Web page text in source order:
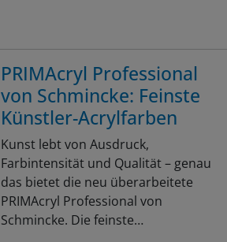
PRIMAcryl Professional
von Schmincke: Feinste
Künstler-Acrylfarben
Kunst lebt von Ausdruck,
Farbintensität und Qualität – genau
das bietet die neu überarbeitete
PRIMAcryl Professional von
Schmincke. Die feinste…